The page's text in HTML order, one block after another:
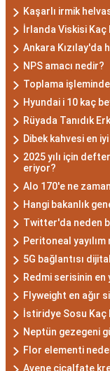
bulunur.
kararlılıkla
zekalarını ve
kullanarak çözüm
Akrep
Akrep burcu
ve derin bir
etkileyici
erkekleri,
Ancak, bazen
gösterebilirler.
Akrep
Kaşarlı irmik
İrlanda Viskisi Kaç
Ankara
NPS amacı nedir?
Toplama
Hyundai i 10 kaç
Rüyada Tanıdık
Dibek kahvesi en
2025 yılı için
eriyor?
Alo 170'e ne
Hangi bakanlık
Twitter'da neden
Peritoneal yayılım
5G bağlantısı
Redmi serisinin
Flyweight en ağır
İstiridye Sosu Kaç
Neptün gezegeni
Flor elementi
Avene cicalfate